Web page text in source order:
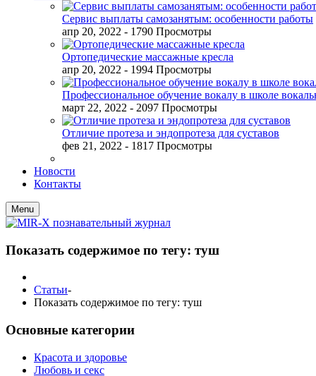
Сервис выплаты самозанятым: особенности работы
апр 20, 2022 - 1790 Просмотры
Ортопедические массажные кресла
апр 20, 2022 - 1994 Просмотры
Профессиональное обучение вокалу в школе
март 22, 2022 - 2097 Просмотры
Отличие протеза и эндопротеза для суставов
фев 21, 2022 - 1817 Просмотры
Новости
Контакты
Menu
Показать содержимое по тегу: туш
Статьи-
Показать содержимое по тегу: туш
Основные категории
Красота и здоровье
Любовь и секс